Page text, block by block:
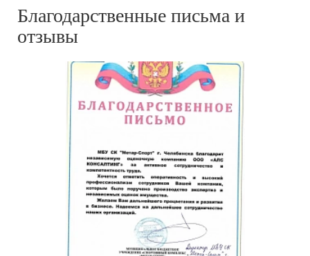
Благодарственные письма и
отзывы